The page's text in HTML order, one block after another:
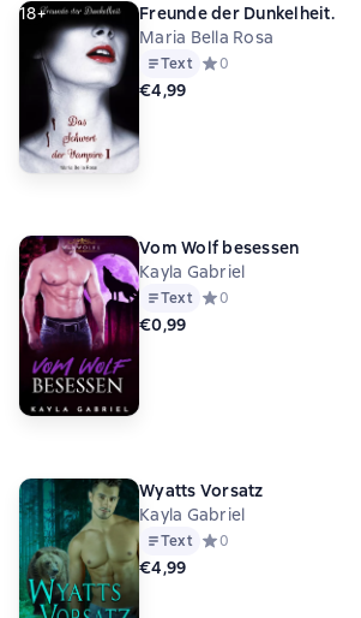
18+
Freunde der Dunkelheit.
Maria Bella Rosa
Text Средний рейтинг 0 на
0
€4,99
Vom Wolf besessen
Kayla Gabriel
Text Средний рейтинг 0 на
0
€0,99
Wyatts Vorsatz
Kayla Gabriel
Text Средний рейтинг 0 на
0
€4,99